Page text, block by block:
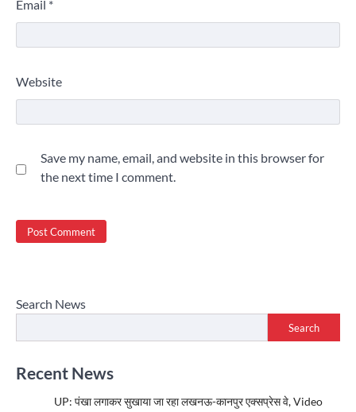
Email *
Website
Save my name, email, and website in this browser for
the next time I comment.
Search News
Search
Recent News
UP: पंखा लगाकर सुखाया जा रहा लखनऊ-कानपुर एक्सप्रेस वे, Video